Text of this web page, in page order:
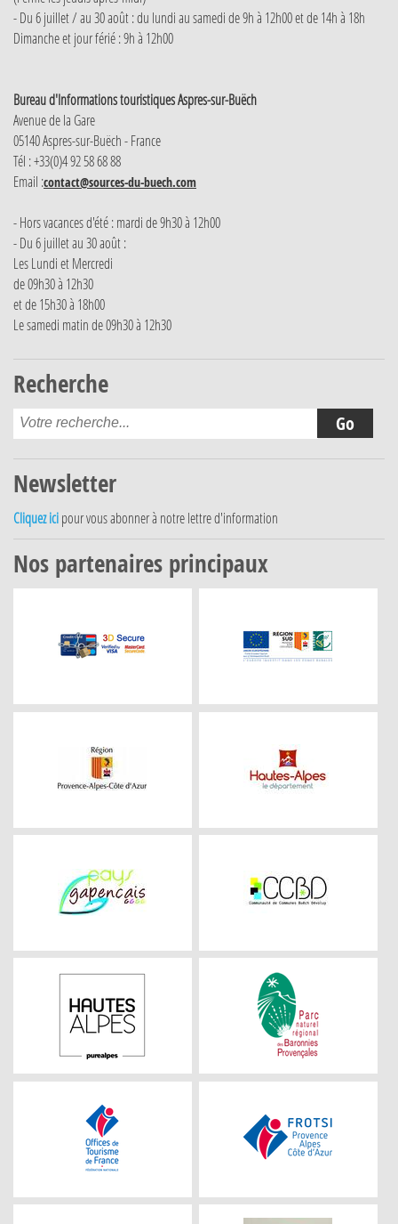
- Du 6 juillet / au 30 août : du lundi au samedi de 9h à 12h00 et de 14h à 18h
Dimanche et jour férié : 9h à 12h00
Bureau d'Informations touristiques Aspres-sur-Buëch
Avenue de la Gare
05140 Aspres-sur-Buëch - France
Tél : +33(0)4 92 58 68 88
Email :contact@sources-du-buech.com
- Hors vacances d'été : mardi de 9h30 à 12h00
- Du 6 juillet au 30 août :
Les Lundi et Mercredi
de 09h30 à 12h30
et de 15h30 à 18h00
Le samedi matin de 09h30 à 12h30
Recherche
Newsletter
Cliquez ici pour vous abonner à notre lettre d'information
Nos partenaires principaux